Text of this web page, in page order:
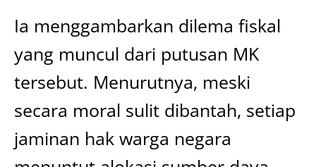
Ia menggambarkan dilema fiskal
yang muncul dari putusan MK
tersebut. Menurutnya, meski
secara moral sulit dibantah, setiap
jaminan hak warga negara